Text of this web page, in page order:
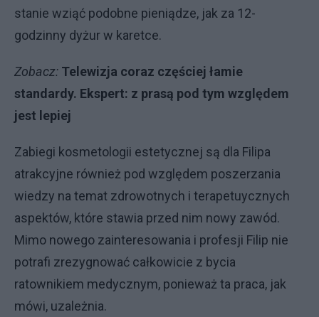
stanie wziąć podobne pieniądze, jak za 12-
godzinny dyżur w karetce.
Zobacz: Telewizja coraz częściej łamie
standardy. Ekspert: z prasą pod tym względem
jest lepiej
Zabiegi kosmetologii estetycznej są dla Filipa
atrakcyjne również pod względem poszerzania
wiedzy na temat zdrowotnych i terapetuycznych
aspektów, które stawia przed nim nowy zawód.
Mimo nowego zainteresowania i profesji Filip nie
potrafi zrezygnować całkowicie z bycia
ratownikiem medycznym, ponieważ ta praca, jak
mówi, uzależnia.